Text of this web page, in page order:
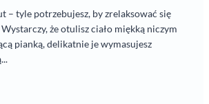
– tyle potrzebujesz, by zrelaksować się
że otulisz ciało miękką niczym
pianką, delikatnie je wymasujesz